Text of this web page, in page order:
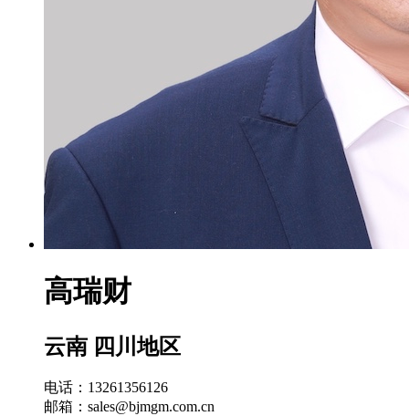
高瑞财
云南 四川地区
电话：13261356126
邮箱：sales@bjmgm.com.cn